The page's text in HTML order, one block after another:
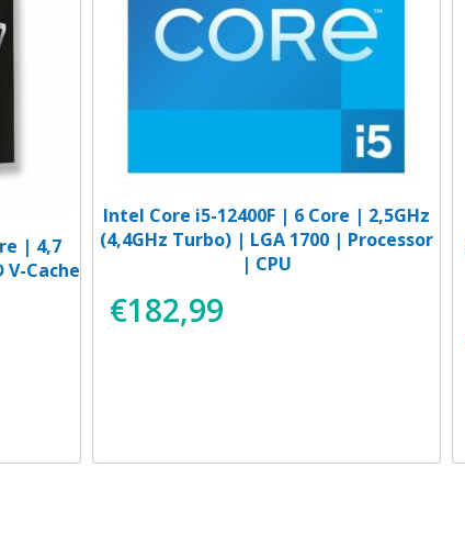
| 4,7
V-Cache
Intel Core i5-12400F | 6 Core | 2,5GHz
(4,4GHz Turbo) | LGA 1700 | Processor
| CPU
€182,99